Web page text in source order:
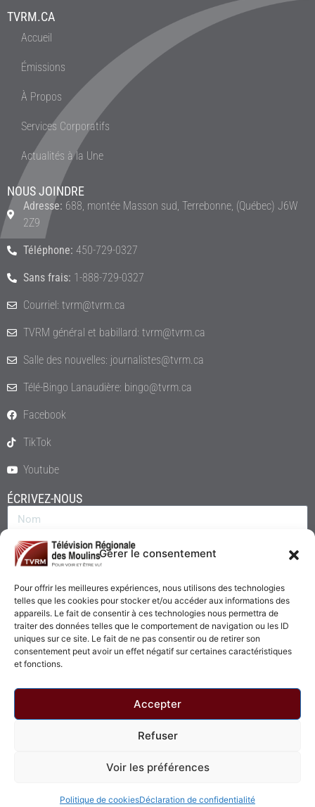
Gérer le consentement
Pour offrir les meilleures expériences, nous utilisons des technologies
telles que les cookies pour stocker et/ou accéder aux informations des
appareils. Le fait de consentir à ces technologies nous permettra de
traiter des données telles que le comportement de navigation ou les ID
uniques sur ce site. Le fait de ne pas consentir ou de retirer son
consentement peut avoir un effet négatif sur certaines caractéristiques
et fonctions.
Accepter
Refuser
Voir les préférences
Politique de cookiesDéclaration de confidentialité
TVRM.CA
Accueil
Émissions
À Propos
Services Corporatifs
Actualités à la Une
NOUS JOINDRE
Adresse: 688, montée Masson sud, Terrebonne, (Québec) J6W
2Z9
Téléphone: 450-729-0327
Sans frais: 1-888-729-0327
Courriel: tvrm@tvrm.ca
TVRM général et babillard: tvrm@tvrm.ca
Salle des nouvelles: journalistes@tvrm.ca
Télé-Bingo Lanaudière: bingo@tvrm.ca
Facebook
TikTok
Youtube
ÉCRIVEZ-NOUS
© 2026 - Télévision Régionale des Moulins. Tous droits réservés.